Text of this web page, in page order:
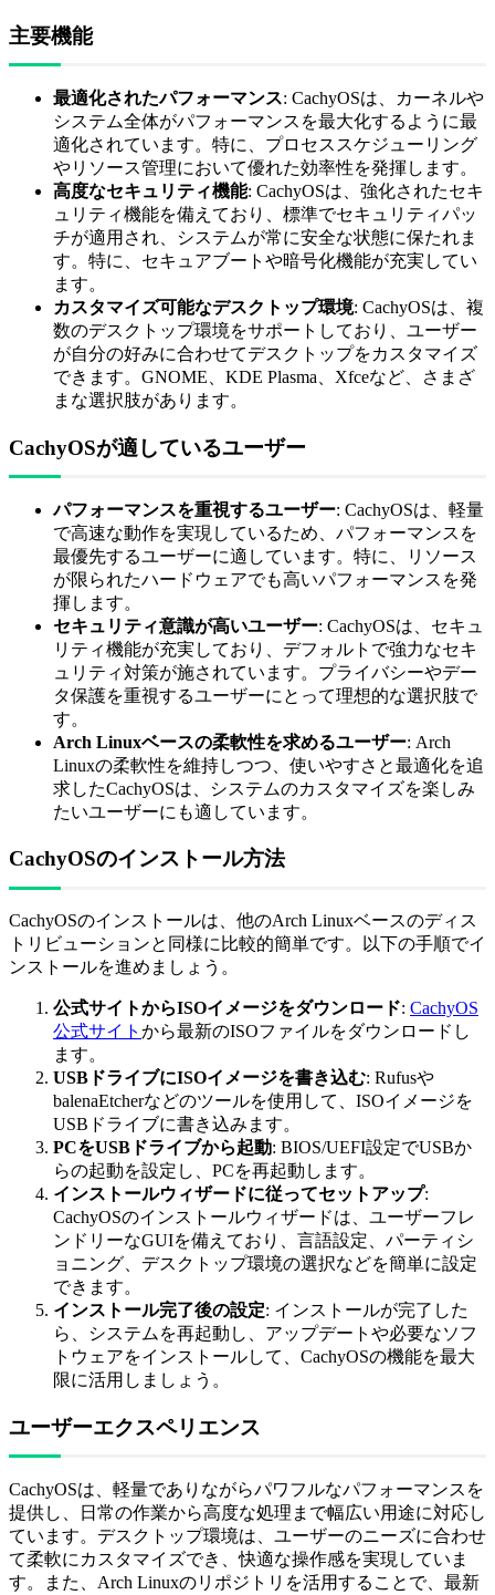
主要機能
最適化されたパフォーマンス: CachyOSは、カーネルや
システム全体がパフォーマンスを最大化するように最
適化されています。特に、プロセススケジューリング
やリソース管理において優れた効率性を発揮します。
高度なセキュリティ機能: CachyOSは、強化されたセキ
ュリティ機能を備えており、標準でセキュリティパッ
チが適用され、システムが常に安全な状態に保たれま
す。特に、セキュアブートや暗号化機能が充実してい
ます。
カスタマイズ可能なデスクトップ環境: CachyOSは、複
数のデスクトップ環境をサポートしており、ユーザー
が自分の好みに合わせてデスクトップをカスタマイズ
できます。GNOME、KDE Plasma、Xfceなど、さまざ
まな選択肢があります。
CachyOSが適しているユーザー
パフォーマンスを重視するユーザー: CachyOSは、軽量
で高速な動作を実現しているため、パフォーマンスを
最優先するユーザーに適しています。特に、リソース
が限られたハードウェアでも高いパフォーマンスを発
揮します。
セキュリティ意識が高いユーザー: CachyOSは、セキュ
リティ機能が充実しており、デフォルトで強力なセキ
ュリティ対策が施されています。プライバシーやデー
タ保護を重視するユーザーにとって理想的な選択肢で
す。
Arch Linuxベースの柔軟性を求めるユーザー: Arch
Linuxの柔軟性を維持しつつ、使いやすさと最適化を追
求したCachyOSは、システムのカスタマイズを楽しみ
たいユーザーにも適しています。
CachyOSのインストール方法
CachyOSのインストールは、他のArch Linuxベースのディス
トリビューションと同様に比較的簡単です。以下の手順でイ
ンストールを進めましょう。
公式サイトからISOイメージをダウンロード: CachyOS
公式サイト から最新のISOファイルをダウンロードし
ます。
USBドライブにISOイメージを書き込む: Rufusや
balenaEtcherなどのツールを使用して、ISOイメージを
USBドライブに書き込みます。
PCをUSBドライブから起動: BIOS/UEFI設定でUSBか
らの起動を設定し、PCを再起動します。
インストールウィザードに従ってセットアップ:
CachyOSのインストールウィザードは、ユーザーフレ
ンドリーなGUIを備えており、言語設定、パーティシ
ョニング、デスクトップ環境の選択などを簡単に設定
できます。
インストール完了後の設定: インストールが完了した
ら、システムを再起動し、アップデートや必要なソフ
トウェアをインストールして、CachyOSの機能を最大
限に活用しましょう。
ユーザーエクスペリエンス
CachyOSは、軽量でありながらパワフルなパフォーマンスを
提供し、日常の作業から高度な処理まで幅広い用途に対応し
ています。デスクトップ環境は、ユーザーのニーズに合わせ
て柔軟にカスタマイズでき、快適な操作感を実現していま
す。また、Arch Linuxのリポジトリを活用することで、最新